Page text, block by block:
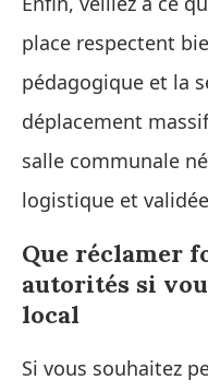
place respectent
pédagogique et la
déplacement
salle communale
logistique et
Que réclamer
autorités si
local
Si vous souhaitez